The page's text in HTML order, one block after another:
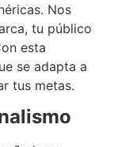
Nos
tu público
esta
se adapta a
tus metas.